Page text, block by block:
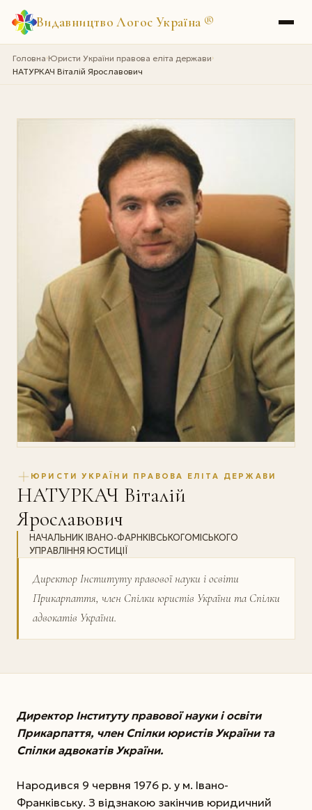
Видавництво Логос Україна ®
Головна›Юристи України правова еліта держави›
НАТУРКАЧ Віталій Ярославович
ЮРИСТИ УКРАЇНИ ПРАВОВА ЕЛІТА ДЕРЖАВИ
НАТУРКАЧ Віталій
Ярославович
НАЧАЛЬНИК ІВАНО-ФАРНКІВСЬКОГОМІСЬКОГО
УПРАВЛІННЯ ЮСТИЦІЇ
Директор Інституту правової науки і освіти
Прикарпаття, член Спілки юристів України та Спілки
адвокатів України.
Директор Інституту правової науки і освіти
Прикарпаття, член Спілки юристів України та
Спілки адвокатів України.
Народився 9 червня 1976 р. у м. Івано-
Франківську. З відзнакою закінчив юридичний